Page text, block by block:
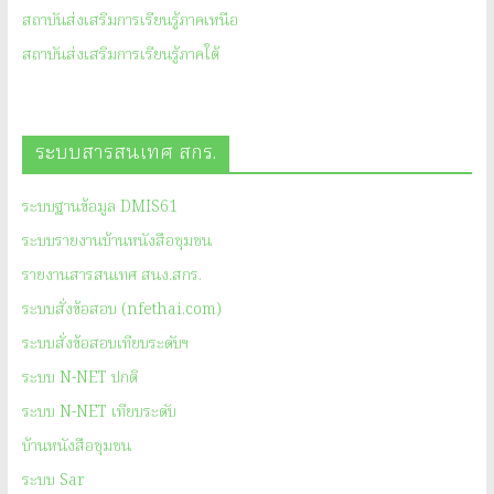
สถาบันส่งเสริมการเรียนรู้ภาคเหนือ
สถาบันส่งเสริมการเรียนรู้ภาคใต้
ระบบสารสนเทศ สกร.
ระบบฐานข้อมูล DMIS61
ระบบรายงานบ้านหนังสือชุมชน
รายงานสารสนเทศ สนง.สกร.
ระบบสั่งข้อสอบ (nfethai.com)
ระบบสั่งข้อสอบเทียบระดับฯ
ระบบ N-NET ปกติ
ระบบ N-NET เทียบระดับ
บ้านหนังสือชุมชน
ระบบ Sar